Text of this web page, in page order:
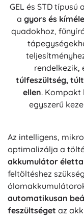
GEL és STD
a gyors és
quadokhoz,
rendelkezik,
túlfeszültség,
ellen. Kompakt
egyszerű
Az intelligens,
optimalizálja a
akkumulátor
feltöltéshez
automatikusan
feszültséget az